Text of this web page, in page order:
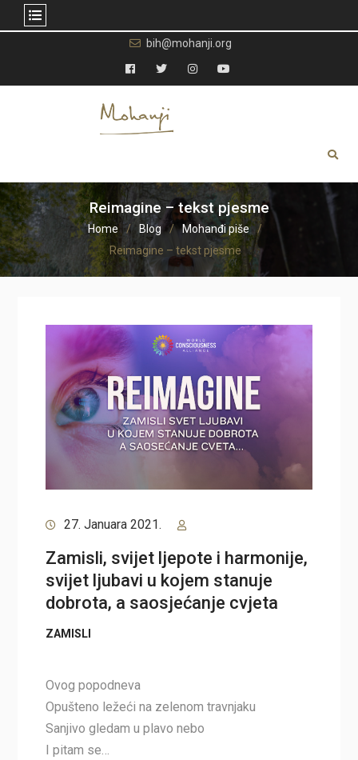
content
bih@mohanji.org
Facebook
TwitterInstagramYouTube
Reimagine – tekst pjesme
Home Blog
Mohanđi piše
Reimagine – tekst pjesme
27. Januara 2021.
Zamisli, svijet ljepote i harmonije,
svijet ljubavi u kojem stanuje
dobrota, a saosjećanje cvjeta
ZAMISLI
Ovog popodneva
Opušteno ležeći na zelenom travnjaku
Sanjivo gledam u plavo nebo
I pitam se…